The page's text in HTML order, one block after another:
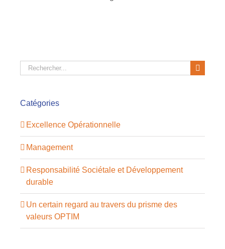
Rechercher:
Catégories
Excellence Opérationnelle
Management
Responsabilité Sociétale et Développement
durable
Un certain regard au travers du prisme des
valeurs OPTIM